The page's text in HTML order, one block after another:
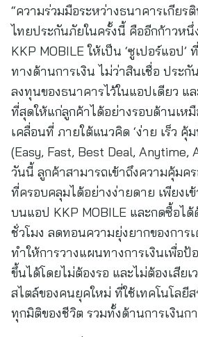
“ความร่วมมือระหว่างธนาคารเกียร
ไทยประกันภัยในครั้งนี้ คืออีกก้าวห
KKP MOBILE ให้เป็น ‘ซูเปอร์แอป
ทางด้านการเงิน ไม่ว่าสินเชื่อ ประกั
ลงทุนของธนาคารไว้ในแอปเดียว แ
ที่สุดให้แก่ลูกค้าได้อย่างรอบด้านเห
เคลื่อนที่ ภายใต้แนวคิด ‘ง่าย เร็ว คุ้
(Easy, Fast, Best Deal, Anytime,
วันนี้ ลูกค้าสามารถเข้าถึงความคุ้มค
ที่ครอบคลุมได้อย่างง่ายดาย เพียงเ
บนแอป KKP MOBILE และกดซื้อไ
ชั่วโมง ลดทอนความยุ่งยากของการ
ทำให้การวางแผนทางการเงินเพื่อป้
ขึ้นได้โดยไม่ต้องรอ และไม่ต้องเสีย
สไตล์ของคนยุคใหม่ ที่ใช้เทคโนโลยี
ทุกมิติของชีวิต รวมทั้งด้านการเงินก